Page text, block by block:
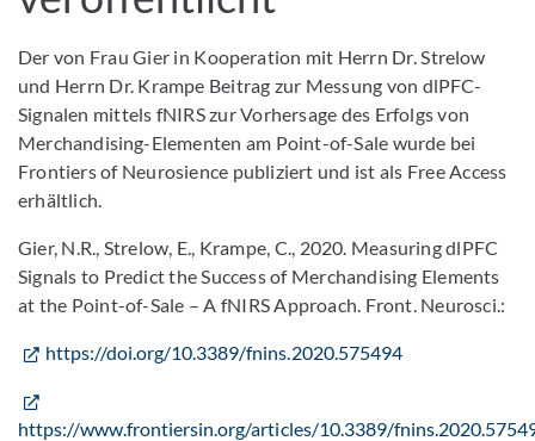
Der von Frau Gier in Kooperation mit Herrn Dr. Strelow
und Herrn Dr. Krampe Beitrag zur Messung von dlPFC-
Signalen mittels fNIRS zur Vorhersage des Erfolgs von
Merchandising-Elementen am Point-of-Sale wurde bei
Frontiers of Neurosience publiziert und ist als Free Access
erhältlich.
Gier, N.R., Strelow, E., Krampe, C., 2020. Measuring dlPFC
Signals to Predict the Success of Merchandising Elements
at the Point-of-Sale – A fNIRS Approach. Front. Neurosci.:
https://doi.org/10.3389/fnins.2020.575494
https://www.frontiersin.org/articles/10.3389/